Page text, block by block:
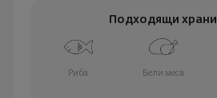
Подходящи храни
Риба Бели меса